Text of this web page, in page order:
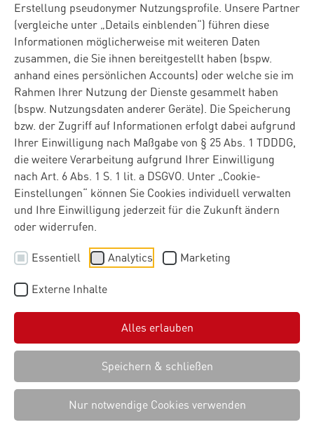
Erstellung pseudonymer Nutzungsprofile. Unsere Partner
(vergleiche unter „Details einblenden“) führen diese
Informationen möglicherweise mit weiteren Daten
zusammen, die Sie ihnen bereitgestellt haben (bspw.
anhand eines persönlichen Accounts) oder welche sie im
Rahmen Ihrer Nutzung der Dienste gesammelt haben
(bspw. Nutzungsdaten anderer Geräte). Die Speicherung
bzw. der Zugriff auf Informationen erfolgt dabei aufgrund
Ihrer Einwilligung nach Maßgabe von § 25 Abs. 1 TDDDG,
die weitere Verarbeitung aufgrund Ihrer Einwilligung
nach Art. 6 Abs. 1 S. 1 lit. a DSGVO. Unter „Cookie-
Einstellungen“ können Sie Cookies individuell verwalten
und Ihre Einwilligung jederzeit für die Zukunft ändern
oder widerrufen.
Essentiell Analytics Marketing
Externe Inhalte
Alles erlauben
Speichern & schließen
Nur notwendige Cookies verwenden
Datenraum verbindet
Wohnen, Energie und
Gesundheit
Materna präsentiert auf der Abschlusskonferenz
zentrale Ergebnisse des Forschungsprogramms
SmartLivingNEXT und lädt Unternehmen, Startups
sowie die Wohnungswirtschaft ein, das
Datenökosystem aktiv weiterzuentwickeln.
Gesundheitsdienstleistungen künftig besser miteinander
Abschlusskonferenz des Forschungsprogramms
SmartLivingNEXT in Berlin. Die Veranstaltung zeigte, wie
ein souveräner Datenraum dazu beitragen kann, bislang
getrennte Branchen über sichere, standardisierte und
zweckgebundene Datenflüsse miteinander zu verbinden.
Ziel von SmartLivingNEXT ist es, digitale Souveränität in
Deutschland und Europa zu ermöglichen und eine Basis
für souveräne KI-Services für Bewohnerinnen und